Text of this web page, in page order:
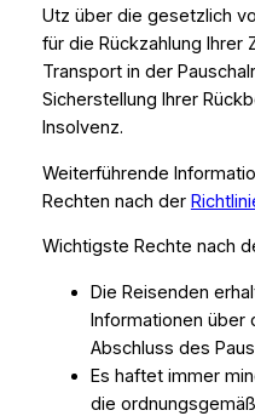
Utz über die gesetzlich
für die Rückzahlung Ihrer
Transport in der
Sicherstellung Ihrer
Insolvenz.
Weiterführende
Rechten nach der
Wichtigste Rechte nach
Die Reisenden
Informationen über
Abschluss des
Es haftet immer
die